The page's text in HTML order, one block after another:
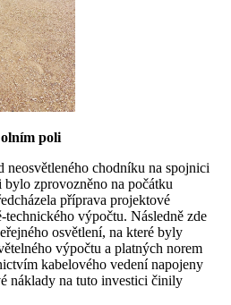
poli
neosvětleného chodníku na spojnici
zprovozněno na počátku
příprava projektové
technického výpočtu. Následně zde
osvětlení, na které byly
výpočtu a platných norem
kabelového vedení napojeny
náklady na tuto investici činily